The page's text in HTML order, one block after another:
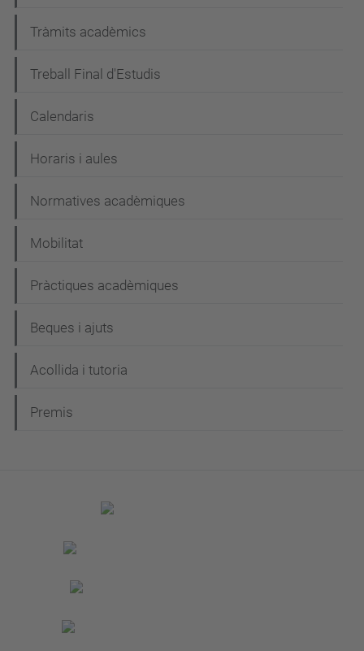
Tràmits acadèmics
Treball Final d'Estudis
Calendaris
Horaris i aules
Normatives acadèmiques
Mobilitat
Pràctiques acadèmiques
Beques i ajuts
Acollida i tutoria
Premis